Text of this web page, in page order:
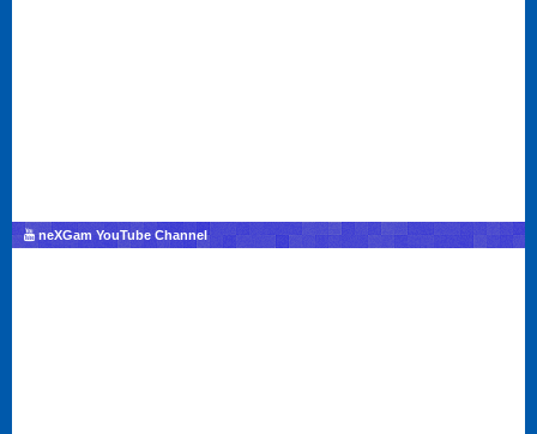
neXGam YouTube Channel